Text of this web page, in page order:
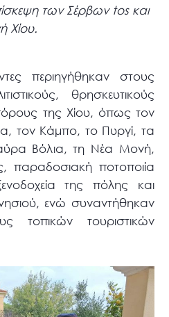
των Σέρβων tos και
Χίου.
περιηγήθηκαν στους
θρησκευτικούς
της Χίου, όπως τον
τον Κάμπο, το Πυργί, τα
Βόλια, τη Νέα Μονή,
παραδοσιακή ποτοποιία
της πόλης και
ενώ συναντήθηκαν
τοπικών τουριστικών